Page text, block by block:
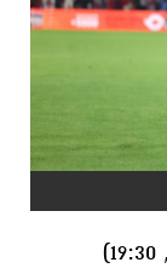
הפועל באר שבע פגשה הערב (שבת, 19:30)